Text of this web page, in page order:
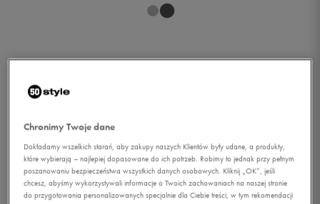
NIKE T-SHIRT SS TEE
Chronimy Twoje dane
Dokładamy wszelkich starań, aby zakupy naszych Klientów były udane, a produkty,
które wybierają – najlepiej dopasowane do ich potrzeb. Robimy to jednak przy pełnym
poszanowaniu bezpieczeństwa wszystkich danych osobowych. Kliknij „OK”, jeśli
chcesz, abyśmy wykorzystywali informacje o Twoich zachowaniach na naszej stronie
do przygotowania personalizowanych specjalnie dla Ciebie treści, w tym rekomendacji